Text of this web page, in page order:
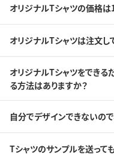
オリジナルTシャツの価格は
オリジナルTシャツは注文し
オリジナルTシャツをできる
る方法はありますか？
自分でデザインできないの
Tシャツのサンプルを送って